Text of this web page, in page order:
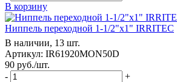
В корзину
Ниппель переходной 1-1/2"x1" IRRITEC
В наличии, 13 шт.
Артикул: IR61920MON50D
90 руб./шт.
-
+